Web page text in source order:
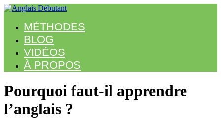
MÉTHODES
BLOG
VIDÉOS
À PROPOS
Pourquoi faut-il apprendre
l’anglais ?